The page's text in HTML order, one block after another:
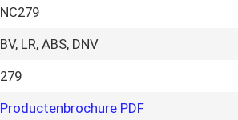
NC279
BV, LR, ABS, DNV
279
Productenbrochure PDF